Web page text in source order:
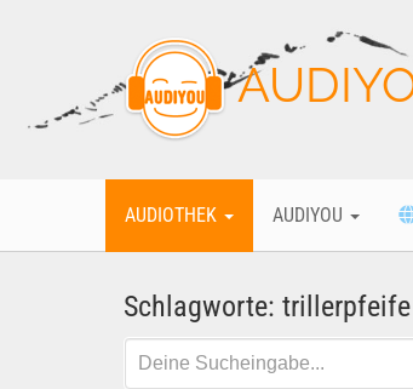
AUDIOTHEK AUDIYOU
Schlagworte: trillerpfeife